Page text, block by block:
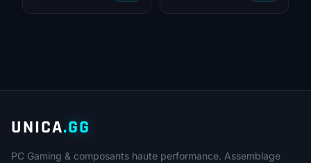
prix
prix
UNICA.GG
PC Gaming & composants haute performance. Assemblage